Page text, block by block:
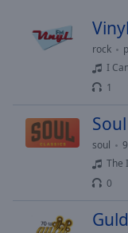
Loaded:
currently
behind
LIVE
Vinyl
rock
I
1
soul
The
0